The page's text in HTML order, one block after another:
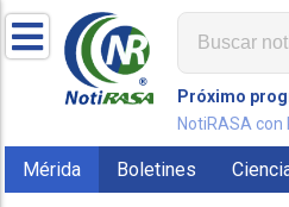
Próximo
NotiRASA con
Mérida Boletines